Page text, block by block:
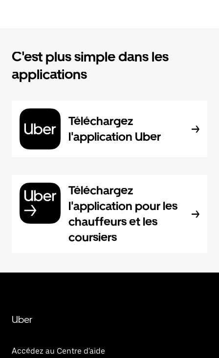
C'est plus simple dans les
applications
Téléchargez
l'application Uber
Téléchargez
l'application pour les
chauffeurs et les
coursiers
Uber
Accédez au Centre d'aide